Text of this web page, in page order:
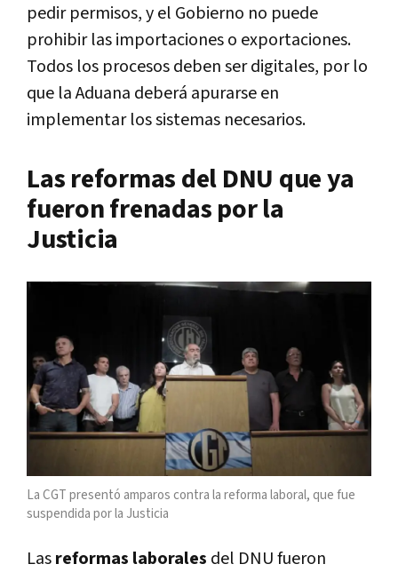
pedir permisos, y el Gobierno no puede
prohibir las importaciones o exportaciones.
Todos los procesos deben ser digitales, por lo
que la Aduana deberá apurarse en
implementar los sistemas necesarios.
Las reformas del DNU que ya
fueron frenadas por la
Justicia
La CGT presentó amparos contra la reforma laboral, que fue
suspendida por la Justicia
Lasreformas laborales del DNU fueron